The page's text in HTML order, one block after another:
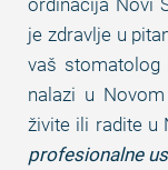
ordinacija Novi
je zdravlje u
vaš stomatolog
nalazi u
živite ili radite u
profesionalne